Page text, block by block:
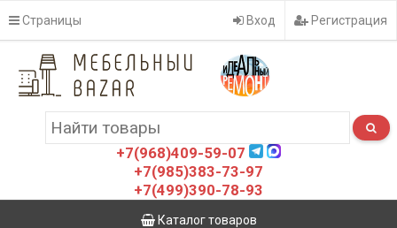
Страницы Вход Регистрация
+7(968)409-59-07
+7(985)383-73-97
+7(499)390-78-93
Каталог товаров